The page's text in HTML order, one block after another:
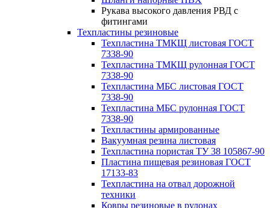
Рукава высокого давления РВД с
фитингами
Техпластины резиновые
Техпластина ТМКЩ листовая ГОСТ
7338-90
Техпластина ТМКЩ рулонная ГОСТ
7338-90
Техпластина МБС листовая ГОСТ
7338-90
Техпластина МБС рулонная ГОСТ
7338-90
Техпластины армированные
Вакуумная резина листовая
Техпластина пористая ТУ 38 105867-90
Пластина пищевая резиновая ГОСТ
17133-83
Техпластина на отвал дорожной
техники
Ковры резиновые в рулонах